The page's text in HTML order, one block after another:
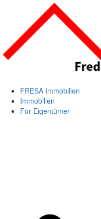
FRESA Immobilien
Immobilien
Für Eigentümer